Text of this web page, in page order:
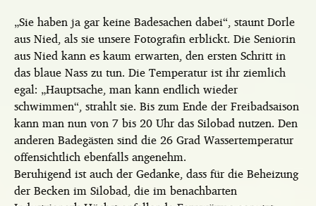
„Sie haben ja gar keine Badesachen dabei“, staunt Dorle
aus Nied, als sie unsere Fotografin erblickt. Die Seniorin
aus Nied kann es kaum erwarten, den ersten Schritt in
das blaue Nass zu tun. Die Temperatur ist ihr ziemlich
egal: „Hauptsache, man kann endlich wieder
schwimmen“, strahlt sie. Bis zum Ende der Freibadsaison
kann man nun von 7 bis 20 Uhr das Silobad nutzen. Den
anderen Badegästen sind die 26 Grad Wassertemperatur
offensichtlich ebenfalls angenehm.
Beruhigend ist auch der Gedanke, dass für die Beheizung
der Becken im Silobad, die im benachbarten